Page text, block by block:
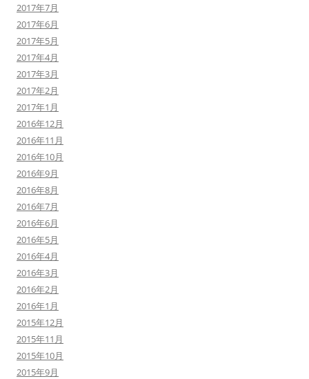
2017年7月
2017年6月
2017年5月
2017年4月
2017年3月
2017年2月
2017年1月
2016年12月
2016年11月
2016年10月
2016年9月
2016年8月
2016年7月
2016年6月
2016年5月
2016年4月
2016年3月
2016年2月
2016年1月
2015年12月
2015年11月
2015年10月
2015年9月